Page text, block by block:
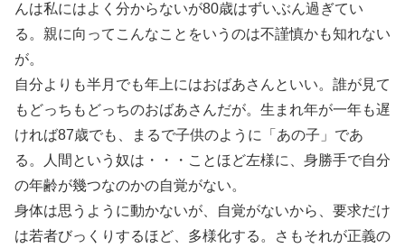
んは私にはよく分からないが80歳はずいぶん過ぎてい
る。親に向ってこんなことをいうのは不謹慎かも知れない
が。
自分よりも半月でも年上にはおばあさんといい。誰が見て
もどっちもどっちのおばあさんだが。生まれ年が一年も遅
ければ87歳でも、まるで子供のように「あの子」であ
る。人間という奴は・・・ことほど左様に、身勝手で自分
の年齢が幾つなのかの自覚がない。
身体は思うように動かないが、自覚がないから、要求だけ
は若者びっくりするほど、多様化する。さもそれが正義の